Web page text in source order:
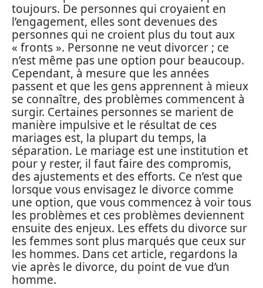
toujours. De personnes qui croyaient en
l’engagement, elles sont devenues des
personnes qui ne croient plus du tout aux
« fronts ». Personne ne veut divorcer ; ce
n’est même pas une option pour beaucoup.
Cependant, à mesure que les années
passent et que les gens apprennent à mieux
se connaître, des problèmes commencent à
surgir. Certaines personnes se marient de
manière impulsive et le résultat de ces
mariages est, la plupart du temps, la
séparation. Le mariage est une institution et
pour y rester, il faut faire des compromis,
des ajustements et des efforts. Ce n’est que
lorsque vous envisagez le divorce comme
une option, que vous commencez à voir tous
les problèmes et ces problèmes deviennent
ensuite des enjeux. Les effets du divorce sur
les femmes sont plus marqués que ceux sur
les hommes. Dans cet article, regardons la
vie après le divorce, du point de vue d’un
homme.